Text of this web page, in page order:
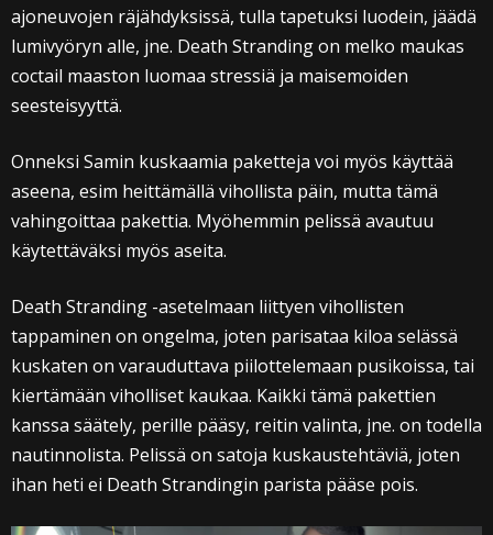
ajoneuvojen räjähdyksissä, tulla tapetuksi luodein, jäädä
lumivyöryn alle, jne. Death Stranding on melko maukas
coctail maaston luomaa stressiä ja maisemoiden
seesteisyyttä.
Onneksi Samin kuskaamia paketteja voi myös käyttää
aseena, esim heittämällä vihollista päin, mutta tämä
vahingoittaa pakettia. Myöhemmin pelissä avautuu
käytettäväksi myös aseita.
Death Stranding -asetelmaan liittyen vihollisten
tappaminen on ongelma, joten parisataa kiloa selässä
kuskaten on varauduttava piilottelemaan pusikoissa, tai
kiertämään viholliset kaukaa. Kaikki tämä pakettien
kanssa säätely, perille pääsy, reitin valinta, jne. on todella
nautinnolista. Pelissä on satoja kuskaustehtäviä, joten
ihan heti ei Death Strandingin parista pääse pois.